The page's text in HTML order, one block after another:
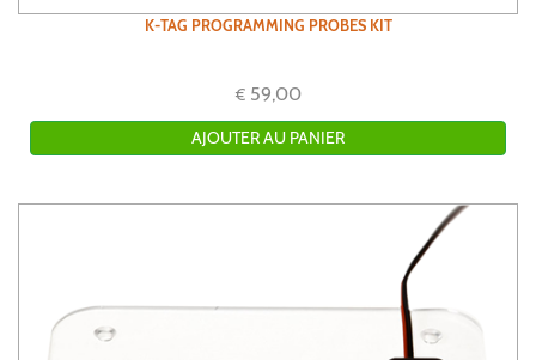
K-TAG PROGRAMMING PROBES KIT
€59,00